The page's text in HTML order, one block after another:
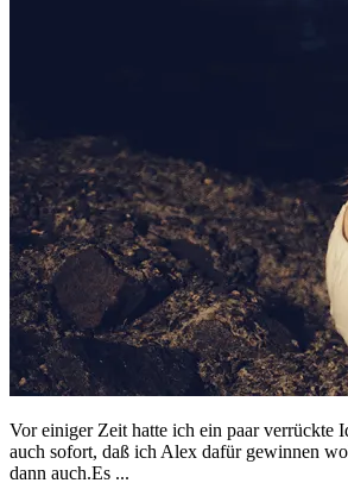
Vor einiger Zeit hatte ich ein paar verrückte
auch sofort, daß ich Alex dafür gewinnen
dann auch.Es ...